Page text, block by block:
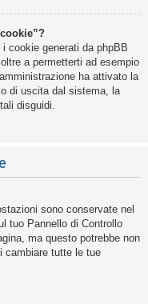
i cookie generati da phpBB
a permetterti ad esempio
ha attivato la
di uscita dal sistema, la
disguidi.
sono conservate nel
tuo Pannello di Controllo
ma questo potrebbe non
cambiare tutte le tue